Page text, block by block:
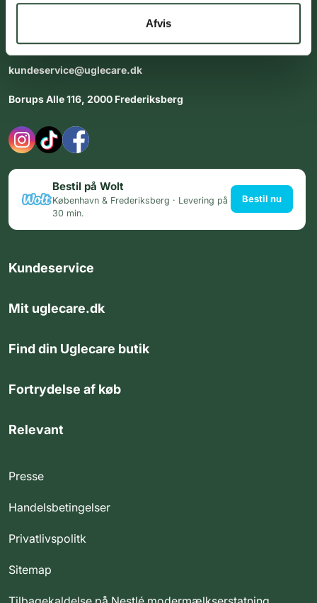
Afvis
dig med personlig rådgiving - alle dage.
Åbningstider i butikken:Alle dage 8:00 - 22:00
kundeservice@uglecare.dk
Borups Alle 116, 2000 Frederiksberg
Bestil på Wolt
København & Frederiksberg · Levering på
30 min.
Bestil nu
Kundeservice
Mit uglecare.dk
Find din Uglecare butik
Fortrydelse af køb
Relevant
Presse
Handelsbetingelser
Privatlivspolitk
Sitemap